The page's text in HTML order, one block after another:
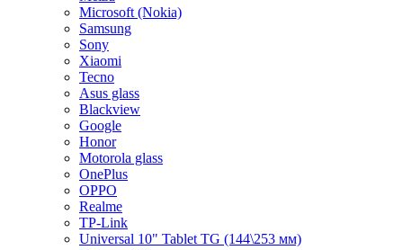
Microsoft (Nokia)
Samsung
Sony
Xiaomi
Tecno
Asus glass
Blackview
Google
Honor
Motorola glass
OnePlus
OPPO
Realme
TP-Link
Universal 10" Tablet TG (144\253 мм)